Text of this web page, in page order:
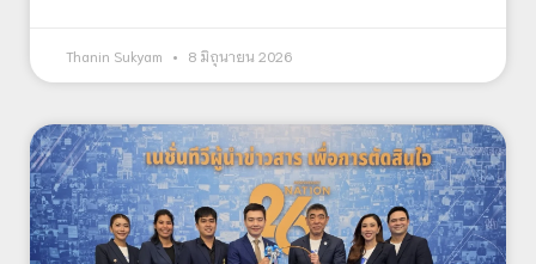
Thanin Sukyam 8 มิถุนายน 2026